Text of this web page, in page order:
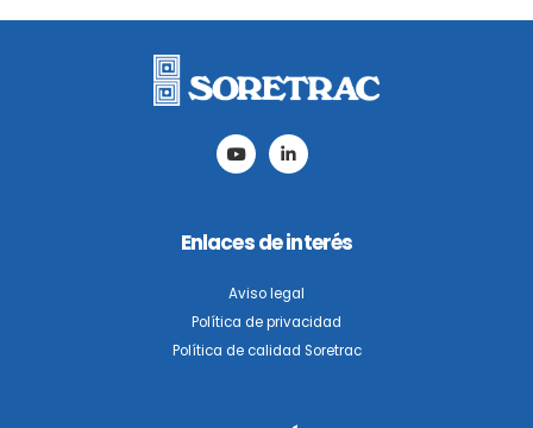
este
Enlaces de interés
Aviso legal
Política de privacidad
Política de calidad Soretrac